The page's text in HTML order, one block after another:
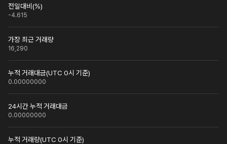
전일대비(%)
-4.615
가장 최근 거래량
16,290
누적 거래대금(UTC 0시 기준)
0.00000000
24시간 누적 거래대금
0.00000000
누적 거래량(UTC 0시 기준)